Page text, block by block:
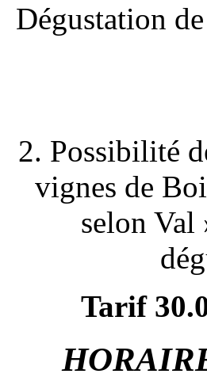
Dégustation
2. Possibilité
vignes de
selon
Tarif